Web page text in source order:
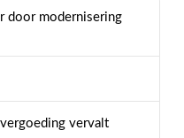
door modernisering
vervalt